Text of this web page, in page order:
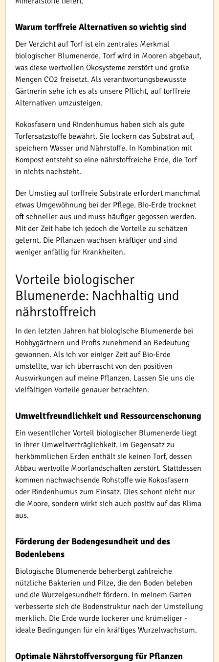
Warum torffreie Alternativen so wichtig sind
Der Verzicht auf Torf ist ein zentrales Merkmal
biologischer Blumenerde. Torf wird in Mooren abgebaut,
was diese wertvollen Ökosysteme zerstört und große
Mengen CO2 freisetzt. Als verantwortungsbewusste
Gärtnerin sehe ich es als unsere Pflicht, auf torffreie
Alternativen umzusteigen.
Kokosfasern und Rindenhumus haben sich als gute
Torfersatzstoffe bewährt. Sie lockern das Substrat auf,
speichern Wasser und Nährstoffe. In Kombination mit
Kompost entsteht so eine nährstoffreiche Erde, die Torf
in nichts nachsteht.
Der Umstieg auf torffreie Substrate erfordert manchmal
etwas Umgewöhnung bei der Pflege. Bio-Erde trocknet
oft schneller aus und muss häufiger gegossen werden.
Mit der Zeit habe ich jedoch die Vorteile zu schätzen
gelernt. Die Pflanzen wachsen kräftiger und sind
weniger anfällig für Krankheiten.
Vorteile biologischer
Blumenerde: Nachhaltig und
nährstoffreich
In den letzten Jahren hat biologische Blumenerde bei
Hobbygärtnern und Profis zunehmend an Bedeutung
gewonnen. Als ich vor einiger Zeit auf Bio-Erde
umstellte, war ich überrascht von den positiven
Auswirkungen auf meine Pflanzen. Lassen Sie uns die
vielfältigen Vorteile genauer betrachten.
Umweltfreundlichkeit und Ressourcenschonung
Ein wesentlicher Vorteil biologischer Blumenerde liegt
in ihrer Umweltverträglichkeit. Im Gegensatz zu
herkömmlichen Erden enthält sie keinen Torf, dessen
Abbau wertvolle Moorlandschaften zerstört. Stattdessen
kommen nachwachsende Rohstoffe wie Kokosfasern
oder Rindenhumus zum Einsatz. Dies schont nicht nur
die Moore, sondern wirkt sich auch positiv auf das Klima
aus.
Förderung der Bodengesundheit und des
Bodenlebens
Biologische Blumenerde beherbergt zahlreiche
nützliche Bakterien und Pilze, die den Boden beleben
und die Wurzelgesundheit fördern. In meinem Garten
verbesserte sich die Bodenstruktur nach der Umstellung
merklich. Die Erde wurde lockerer und krümeliger -
ideale Bedingungen für ein kräftiges Wurzelwachstum.
Optimale Nährstoffversorgung für Pflanzen